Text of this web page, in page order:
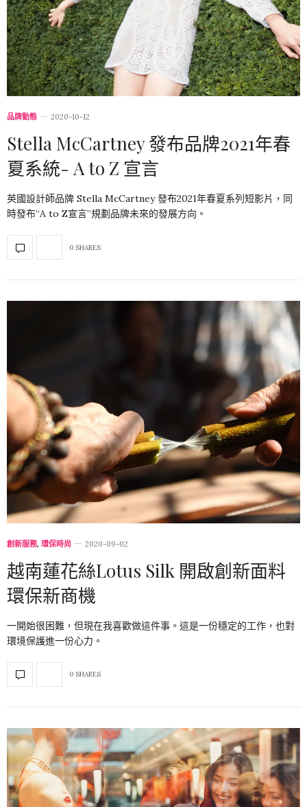
品牌動態 2020-10-12
Stella McCartney 發布品牌2021年春
夏系統- A to Z 宣言
英國設計師品牌 Stella McCartney 發布2021年春夏系列短影片，同
時發布“A to Z宣言”規劃品牌未來的發展方向。
0 SHARES
創新服務, 環保時尚 2020-09-02
越南蓮花絲Lotus Silk 開啟創新面料
環保新商機
一開始很困難，但現在我喜歡做這件事。這是一份穩定的工作，也對
環境保護進一份心力。
0 SHARES